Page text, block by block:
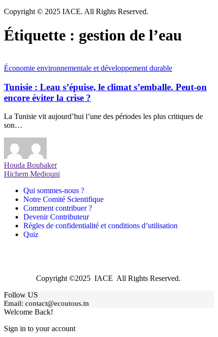
Copyright © 2025 IACE. All Rights Reserved.
Étiquette : gestion de l’eau
Économie environnementale et développement durable
Tunisie : Leau s’épuise, le climat s’emballe. Peut-on
encore éviter la crise ?
La Tunisie vit aujourd’hui l’une des périodes les plus critiques de
son…
Houda Boubaker
Hichem Mediouni
Qui sommes-nous ?
Notre Comité Scientifique
Comment contribuer ?
Devenir Contributeur
Règles de confidentialité et conditions d’utilisation
Quiz
Copyright ©2025 IACE All Rights Reserved.
Follow US
Email: contact@ecoutous.tn
Welcome Back!
Sign in to your account